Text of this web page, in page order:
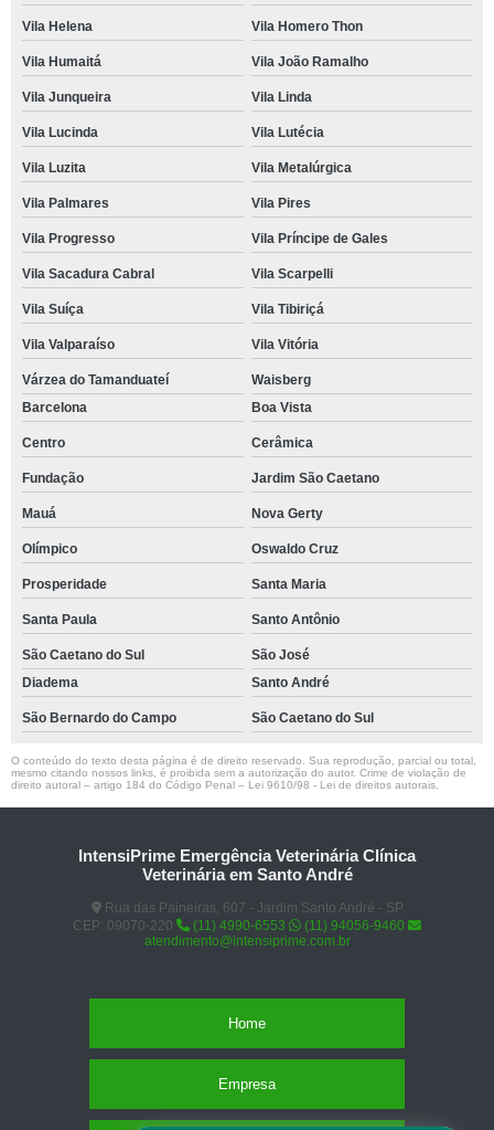
Vila Helena Vila Homero Thon
Vila Humaitá Vila João Ramalho
Vila Junqueira Vila Linda
Vila Lucinda Vila Lutécia
Vila Luzita Vila Metalúrgica
Vila Palmares Vila Pires
Vila Progresso Vila Príncipe de Gales
Vila Sacadura Cabral Vila Scarpelli
Vila Suíça Vila Tibiriçá
Vila Valparaíso Vila Vitória
Várzea do Tamanduateí
Waisberg
Barcelona
Boa Vista
Centro Cerâmica
Fundação Jardim São Caetano
Mauá Nova Gerty
Olímpico Oswaldo Cruz
Prosperidade Santa Maria
Santa Paula Santo Antônio
São Caetano do Sul
São José
Diadema
Santo André
São Bernardo do Campo São Caetano do Sul
O conteúdo do texto desta página é de direito reservado. Sua reprodução, parcial ou total,
mesmo citando nossos links, é proibida sem a autorização do autor. Crime de violação de
direito autoral – artigo 184 do Código Penal – Lei 9610/98 - Lei de direitos autorais
IntensiPrime Emergência Veterinária Clínica
Veterinária em Santo André
Rua das Paineiras, 607 - Jardim Santo André - SP
CEP: 09070-220
(11) 4990-6553
(11) 94056-9460
atendimento@intensiprime.com.br
Home
Empresa